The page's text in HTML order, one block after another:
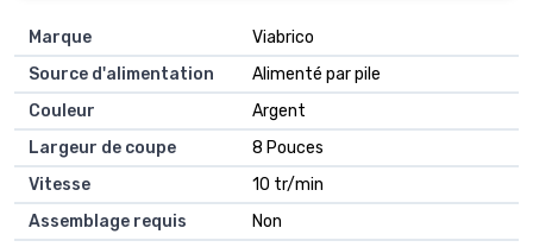
Marque
Viabrico
Source d'alimentation
Alimenté par pile
Couleur
Argent
Largeur de coupe
8 Pouces
Vitesse
10 tr/min
Assemblage requis
Non